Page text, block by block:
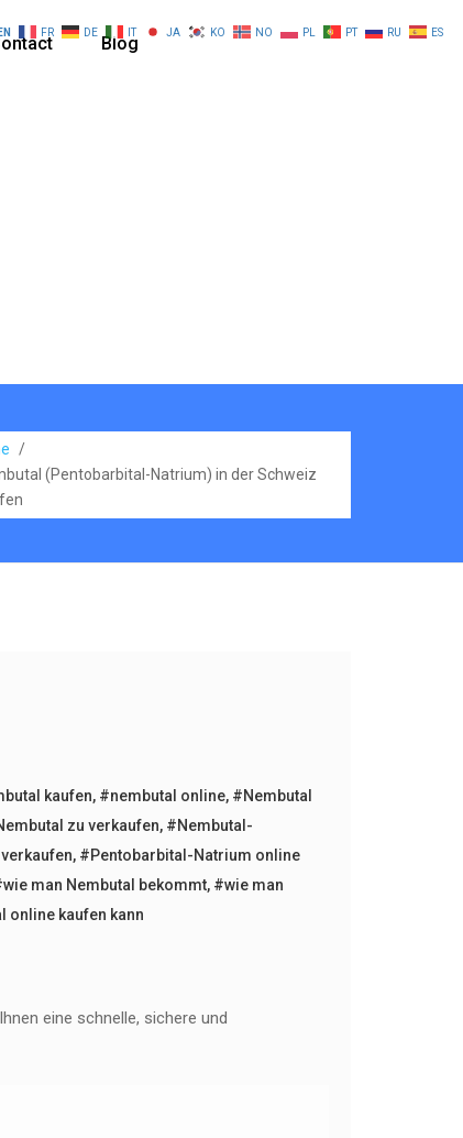
Blog
/
(Pentobarbital-Natrium) in der Schweiz
kaufen, #nembutal online, #Nembutal
zu verkaufen, #Nembutal-
, #Pentobarbital-Natrium online
man Nembutal bekommt, #wie man
online kaufen kann
eine schnelle, sichere und
EN FR DE IT JA KO NO PL PT RU ES